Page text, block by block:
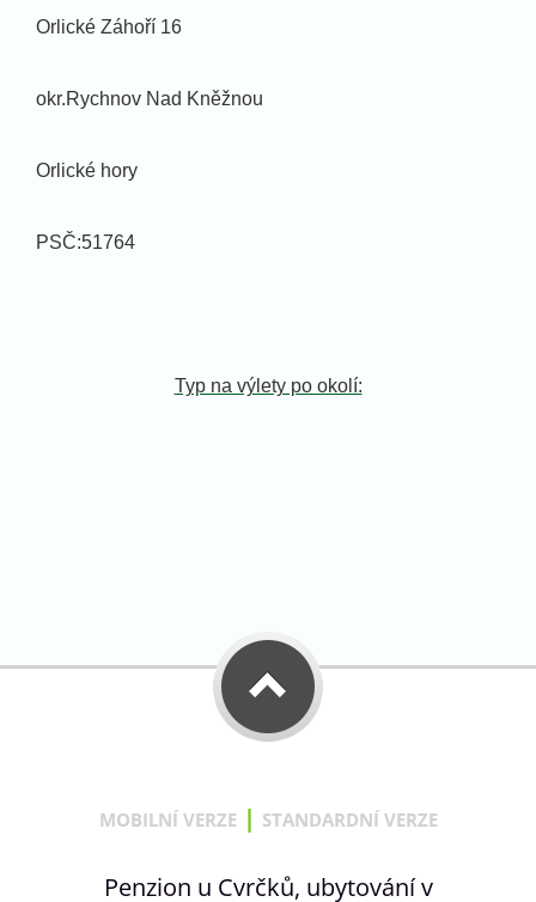
Orlické Záhoří 16
okr.Rychnov Nad Kněžnou
Orlické hory
PSČ:51764
Typ na výlety po okolí:
MOBILNÍ VERZE | STANDARDNÍ VERZE
Penzion u Cvrčků, ubytování v